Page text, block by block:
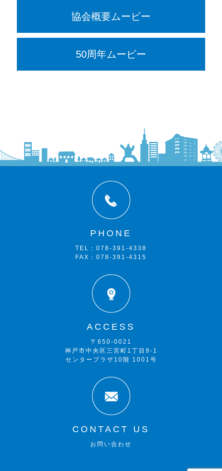
協会概要ムービー
50周年ムービー
PHONE
TEL：078-391-4338
FAX：078-391-4315
ACCESS
〒650-0021
神戸市中央区三宮町1丁目9-1
センタープラザ10階 1001号
CONTACT US
お問い合わせ